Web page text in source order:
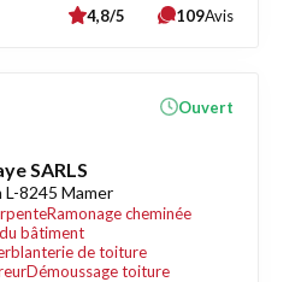
4,8/5 109Avis
SARLS
L-8245 Mamer
Ramonage cheminée
bâtiment
de toiture
Démoussage toiture
Ouvert